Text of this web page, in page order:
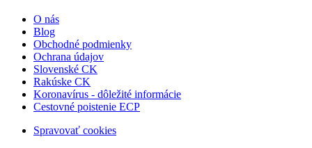
O nás
Blog
Obchodné podmienky
Ochrana údajov
Slovenské CK
Rakúske CK
Koronavírus - dôležité informácie
Cestovné poistenie ECP
Spravovať cookies